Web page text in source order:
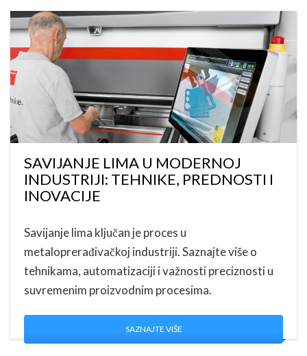
SAVIJANJE LIMA U MODERNOJ
INDUSTRIJI: TEHNIKE, PREDNOSTI I
INOVACIJE
Savijanje lima ključan je proces u
metaloprerađivačkoj industriji. Saznajte više o
tehnikama, automatizaciji i važnosti preciznosti u
suvremenim proizvodnim procesima.
SAZNAJTE VIŠE